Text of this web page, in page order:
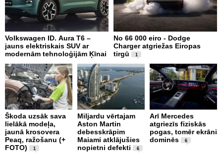
Volkswagen ID. Aura T6 –
jauns elektriskais SUV ar
modernām tehnoloģijām Ķīnai
No 66 000 eiro - Dodge
Charger atgriežas Eiropas
tirgū
1
Škoda uzsāk sava
lielākā modeļa,
jaunā krosovera
Peaq, ražošanu (+
FOTO)
1
Miljardu vērtajam
Aston Martin
debesskrāpim
Maiami atklājušies
nopietni defekti
6
Arī Mercedes
atgriezīs fiziskās
pogas, tomēr ekrāni
dominēs
6